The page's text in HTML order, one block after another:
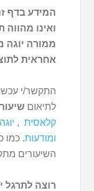
המידע בדף
ואינו מהווה
ממורה יוגה
אחראית
התקשר/י עכשיו 052-3470949 או
לתיאום
קלאסית ,
ומודעות. כמו
השיעורים
רוצה לתרגל